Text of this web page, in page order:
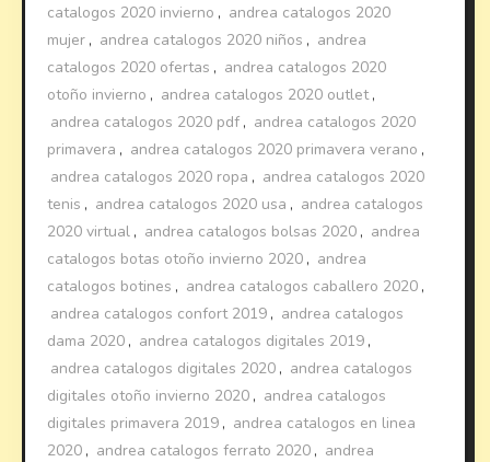
catalogos 2020 invierno , andrea catalogos 2020
mujer , andrea catalogos 2020 niños , andrea
catalogos 2020 ofertas , andrea catalogos 2020
otoño invierno , andrea catalogos 2020 outlet,
andrea catalogos 2020 pdf , andrea catalogos 2020
primavera , andrea catalogos 2020 primavera verano ,
andrea catalogos 2020 ropa , andrea catalogos 2020
tenis , andrea catalogos 2020 usa , andrea catalogos
2020 virtual , andrea catalogos bolsas 2020 , andrea
catalogos botas otoño invierno 2020 , andrea
catalogos botines , andrea catalogos caballero 2020 ,
andrea catalogos confort 2019 , andrea catalogos
dama 2020 , andrea catalogos digitales 2019 ,
andrea catalogos digitales 2020 , andrea catalogos
digitales otoño invierno 2020 , andrea catalogos
digitales primavera 2019 , andrea catalogos en linea
2020 , andrea catalogos ferrato 2020 , andrea